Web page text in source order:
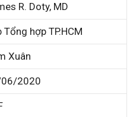
R. Doty, MD
Tổng hợp TP.HCM
Xuân
2020